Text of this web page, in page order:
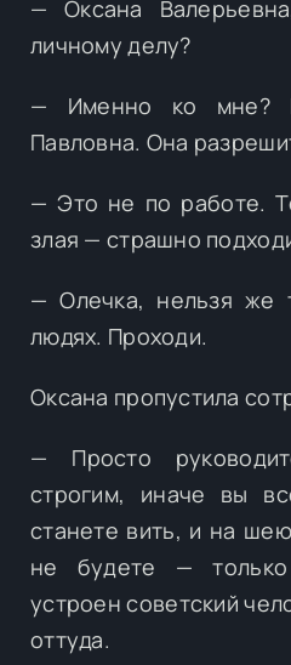
— Оксана
личному делу?
— Именно ко мне?
Павловна. Она
— Это не по работе.
злая — страшно
— Олечка, нельзя же
людях. Проходи.
Оксана пропустила
— Просто
строгим, иначе вы
станете вить, и на
не будете — только
устроен советский
оттуда.